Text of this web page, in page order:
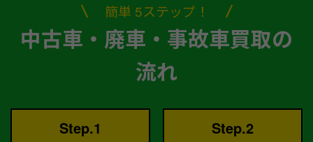
簡単 5ステップ！
中古車・廃車・事故車買取の
流れ
Step.1 Step.2